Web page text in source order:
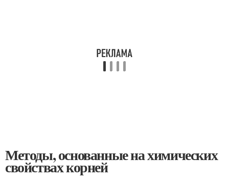
Методы, основанные на химических
свойствах корней